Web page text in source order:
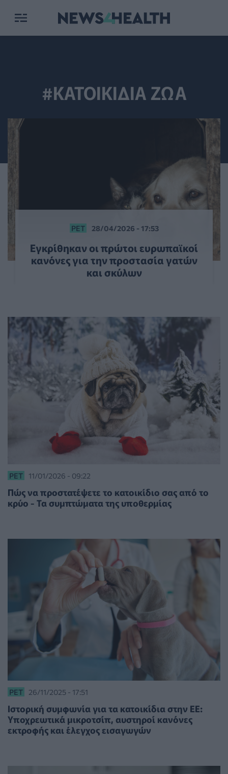
#ΚΑΤΟΙΚΙΔΙΑ ΖΩΑ
PET 28/04/2026 - 17:53
Εγκρίθηκαν οι πρώτοι ευρωπαϊκοί
κανόνες για την προστασία γατών
και σκύλων
PET 11/01/2026 - 09:22
Πώς να προστατέψετε το κατοικίδιο σας από το
κρύο - Τα συμπτώματα της υποθερμίας
PET 26/11/2025 - 17:51
Ιστορική συμφωνία για τα κατοικίδια στην ΕΕ:
Υποχρεωτικά μικροτσίπ, αυστηροί κανόνες
εκτροφής και έλεγχος εισαγωγών